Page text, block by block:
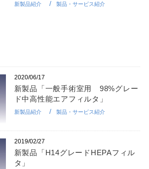
新製品紹介 製品・サービス紹介
2020/06/17
新製品「一般手術室用 98%グレー
ド中高性能エアフィルタ」
新製品紹介 製品・サービス紹介
2019/02/27
新製品「H14グレードHEPAフィル
タ」